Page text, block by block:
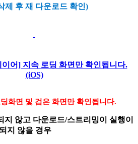
제 후 재 다운로드 확인)
어] 지속 로딩 화면만 확인됩니다.
(iOS)
화면 및 검은 화면만 확인됩니다.
지 않고 다운로드/스트리밍이 실행이
되지 않을 경우